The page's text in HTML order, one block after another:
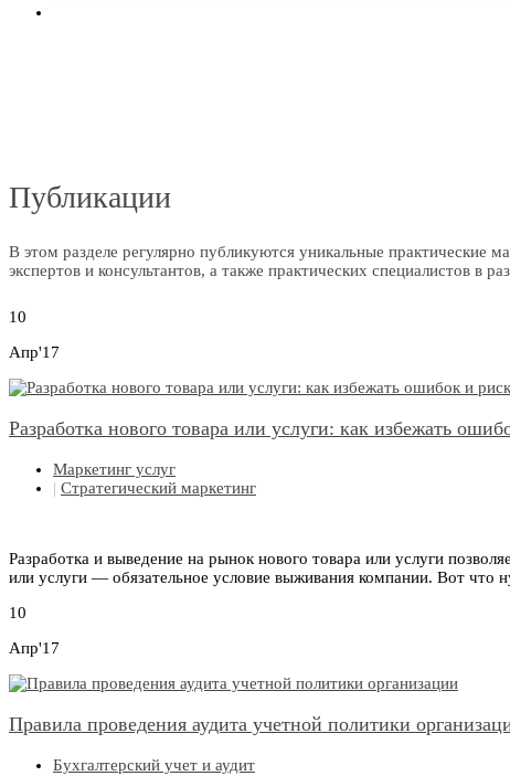
Публикации
В этом разделе регулярно публикуются уникальные практические
экспертов и консультантов, а также практических специалистов в
10
Апр'17
Разработка нового товара или услуги: как избежать
Маркетинг услуг
| Стратегический маркетинг
Разработка и выведение на рынок нового товара или услуги
или услуги — обязательное условие выживания компании. Вот что
10
Апр'17
Правила проведения аудита учетной политики
Бухгалтерский учет и аудит